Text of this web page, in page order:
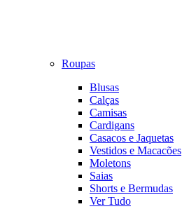
Roupas
Blusas
Calças
Camisas
Cardigans
Casacos e Jaquetas
Vestidos e Macacões
Moletons
Saias
Shorts e Bermudas
Ver Tudo